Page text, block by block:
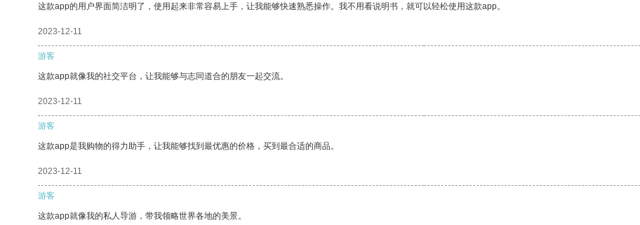
这款app的用户界面简洁明了，使用起来非常容易上手，让我能够快速熟悉操作。我不用看说明书，就可以轻松使用这款app。
2023-12-11
游客
这款app就像我的社交平台，让我能够与志同道合的朋友一起交流。
2023-12-11
游客
这款app是我购物的得力助手，让我能够找到最优惠的价格，买到最合适的商品。
2023-12-11
游客
这款app就像我的私人导游，带我领略世界各地的美景。